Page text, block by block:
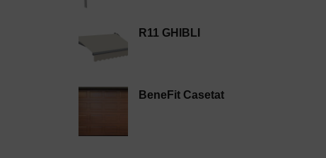
R11 GHIBLI
BeneFit Casetat